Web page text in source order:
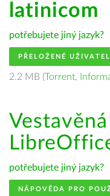
latinicom
potřebujete jiný jazyk?
PŘELOŽENÉ
2.2 MB (Torrent,
potřebujete jiný jazyk?
NÁPOVĚDA PRO